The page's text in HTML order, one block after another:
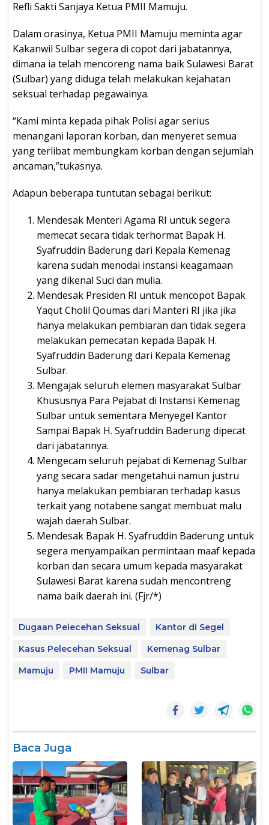
Refli Sakti Sanjaya Ketua PMII Mamuju.
Dalam orasinya, Ketua PMII Mamuju meminta agar
Kakanwil Sulbar segera di copot dari jabatannya,
dimana ia telah mencoreng nama baik Sulawesi Barat
(Sulbar) yang diduga telah melakukan kejahatan
seksual terhadap pegawainya.
“Kami minta kepada pihak Polisi agar serius
menangani laporan korban, dan menyeret semua
yang terlibat membungkam korban dengan sejumlah
ancaman,”tukasnya.
Adapun beberapa tuntutan sebagai berikut:
Mendesak Menteri Agama RI untuk segera
memecat secara tidak terhormat Bapak H.
Syafruddin Baderung dari Kepala Kemenag
karena sudah menodai instansi keagamaan
yang dikenal Suci dan mulia.
Mendesak Presiden RI untuk mencopot Bapak
Yaqut Cholil Qoumas dari Manteri RI jika jika
hanya melakukan pembiaran dan tidak segera
melakukan pemecatan kepada Bapak H.
Syafruddin Baderung dari Kepala Kemenag
Sulbar.
Mengajak seluruh elemen masyarakat Sulbar
Khususnya Para Pejabat di Instansi Kemenag
Sulbar untuk sementara Menyegel Kantor
Sampai Bapak H. Syafruddin Baderung dipecat
dari jabatannya.
Mengecam seluruh pejabat di Kemenag Sulbar
yang secara sadar mengetahui namun justru
hanya melakukan pembiaran terhadap kasus
terkait yang notabene sangat membuat malu
wajah daerah Sulbar.
Mendesak Bapak H. Syafruddin Baderung untuk
segera menyampaikan permintaan maaf kepada
korban dan secara umum kepada masyarakat
Sulawesi Barat karena sudah mencontreng
nama baik daerah ini. (Fjr/*)
Dugaan Pelecehan Seksual
Kantor di Segel
Kasus Pelecehan Seksual
Kemenag Sulbar
Mamuju
PMII Mamuju Sulbar
Baca Juga